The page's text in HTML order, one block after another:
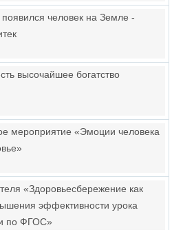
появился человек на Земле -
высочайшее богатство
мероприятие «Эмоции человека
«Здоровьесбережение как
эффективности урока
по ФГОС»